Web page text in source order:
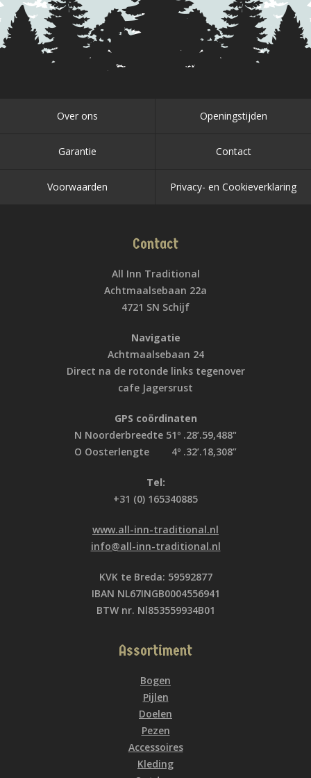
Over ons Openingstijden
Garantie Contact
Voorwaarden Privacy- en Cookieverklaring
Contact
All Inn Traditional
Achtmaalsebaan 22a
4721 SN Schijf
Navigatie
Achtmaalsebaan 24
Direct na de rotonde links tegenover
cafe Jagersrust
GPS coördinaten
N Noorderbreedte 51º .28’.59,488"
O Oosterlengte 4º .32’.18,308”
Tel:
+31 (0) 165340885
www.all-inn-traditional.nl
info@all-inn-traditional.nl
KVK te Breda: 59592877
IBAN NL67INGB0004556941
BTW nr. Nl853559934B01
Assortiment
Bogen
Pijlen
Doelen
Pezen
Accessoires
Kleding